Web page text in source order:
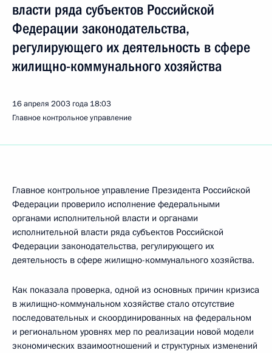
власти ряда субъектов Российской
Федерации законодательства,
регулирующего их деятельность в сфере
жилищно-коммунального хозяйства
16 апреля 2003 года 18:03
Главное контрольное управление
Главное контрольное управление Президента Российской
Федерации проверило исполнение федеральными
органами исполнительной власти и органами
исполнительной власти ряда субъектов Российской
Федерации законодательства, регулирующего их
деятельность в сфере жилищно-коммунального хозяйства.
Как показала проверка, одной из основных причин кризиса
в жилищно-коммунальном хозяйстве стало отсутствие
последовательных и скоординированных на федеральном
и региональном уровнях мер по реализации новой модели
экономических взаимоотношений и структурных изменений